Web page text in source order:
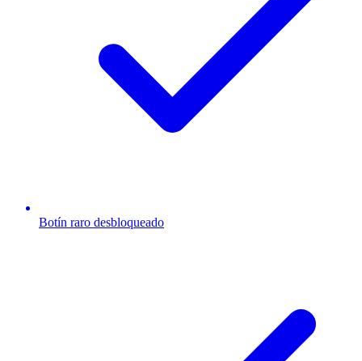
Botín raro desbloqueado